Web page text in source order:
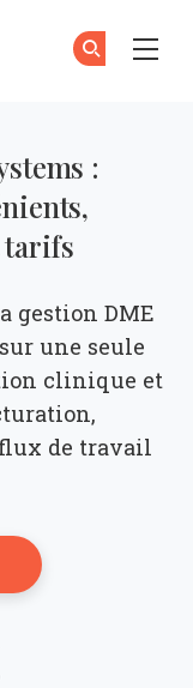
:
tarifs
gestion DME
une seule
clinique et
de travail
New